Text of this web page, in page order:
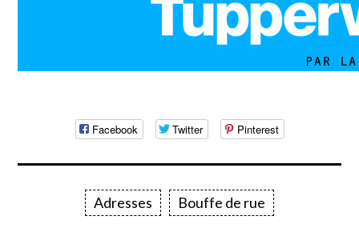
Facebook Twitter Pinterest
Adresses Bouffe de rue